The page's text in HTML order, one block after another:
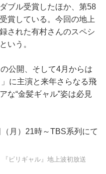
ブル受賞したほか、第58
賞している。今回の地上
された有村さんのスペシ
いう。
公開、そして4月からは
に主演と来年さらなる飛
な“金髪ギャル”姿は必見
月）21時～TBS系列にて
ビリギャル』地上波初放送